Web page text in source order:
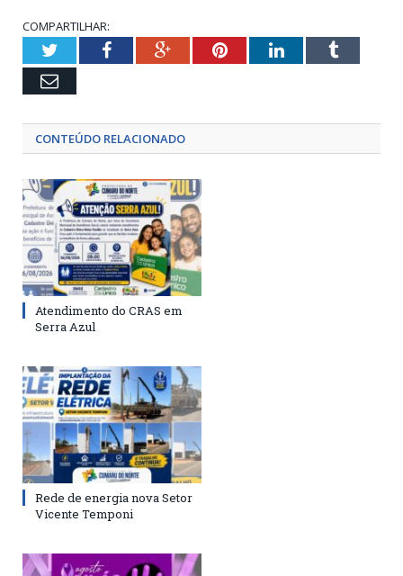
COMPARTILHAR:
TwitterFacebookGoogle+PinterestLinkedInTumblr
Email
CONTEÚDO RELACIONADO
Atendimento do CRAS em
Serra Azul
Rede de energia nova Setor
Vicente Temponi